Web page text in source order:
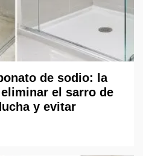
de sodio: la
el sarro de
y evitar